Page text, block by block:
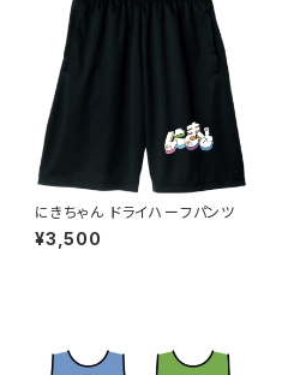
にきちゃん ドライハーフパンツ
¥3,500